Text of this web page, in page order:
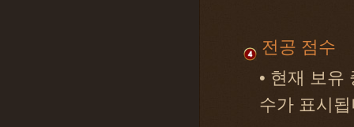
전공 점수
• 현재 보유
수가 표시